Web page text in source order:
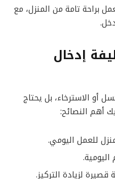
براحة تامة من المنزل، مع
إدخال
أو الاسترخاء، بل يحتاج
أهم النصائح:
للعمل اليومي.
لزيادة التركيز.